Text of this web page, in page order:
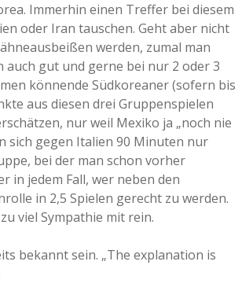
Immerhin einen Treffer bei diesem
oder Iran tauschen. Geht aber nicht
werden, zumal man
auch gut und gerne bei nur 2 oder 3
könnende Südkoreaner (sofern bis
aus diesen drei Gruppenspielen
nur weil Mexiko ja „noch nie
sich gegen Italien 90 Minuten nur
bei der man schon vorher
in jedem Fall, wer neben den
in 2,5 Spielen gerecht zu werden.
viel Sympathie mit rein.
bekannt sein. „The explanation is